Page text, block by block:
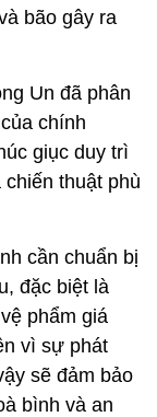
bão gây ra
Un đã phân
chính
giục duy trì
thuật phù
cần chuẩn bị
đặc biệt là
phẩm giá
vì sự phát
sẽ đảm bảo
bình và an